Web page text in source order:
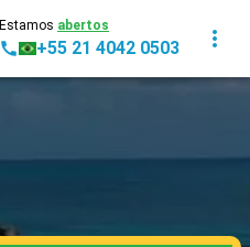
Estamos abertos
+55 21 4042 0503